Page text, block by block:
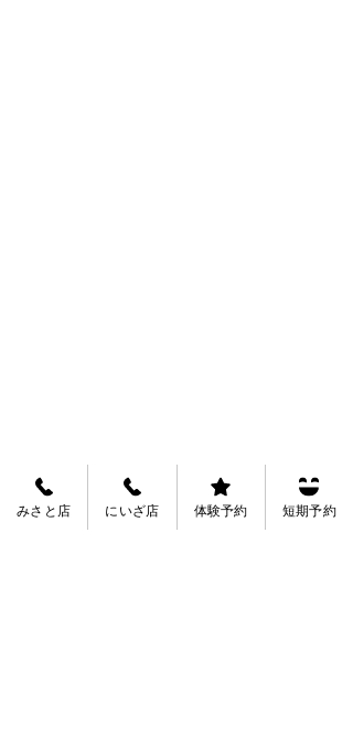
みさと店 にいざ店 体験予約 短期予約